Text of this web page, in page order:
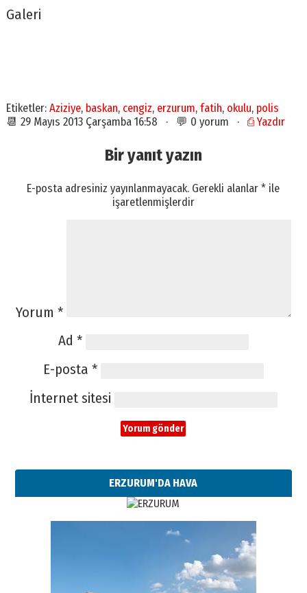
Galeri
Etiketler: Aziziye, baskan, cengiz, erzurum, fatih, okulu, polis
📆 29 Mayıs 2013 Çarşamba 16:58 · 💬 0 yorum · ⎙ Yazdır
Bir yanıt yazın
E-posta adresiniz yayınlanmayacak. Gerekli alanlar* ile
işaretlenmişlerdir
Yorum *
Ad *
E-posta *
İnternet sitesi
ERZURUM'DA HAVA